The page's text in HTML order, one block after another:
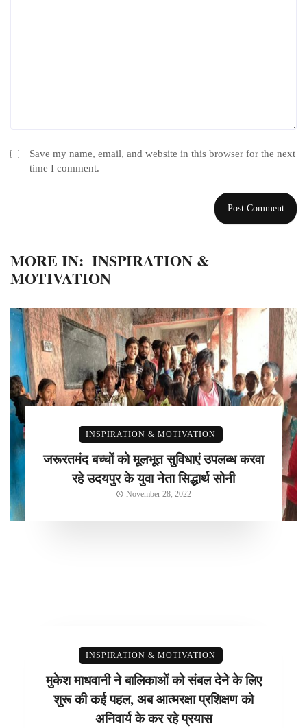
Save my name, email, and website in this browser for the next
time I comment.
MORE IN: INSPIRATION &
MOTIVATION
INSPIRATION & MOTIVATION
जरूरतमंद बच्चों को मूलभूत सुविधाएं उपलब्ध करवा
रहे उदयपुर के युवा नेता सिद्धार्थ सोनी
November 28, 2022
INSPIRATION & MOTIVATION
मुकेश माधवानी ने बालिकाओं को संबल देने के लिए
शुरू की कई पहल, अब आत्मरक्षा प्रशिक्षण को
अनिवार्य के कर रहे प्रयास